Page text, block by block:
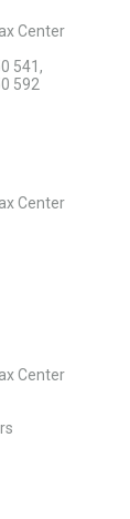
Center
541,
592
Center
Center